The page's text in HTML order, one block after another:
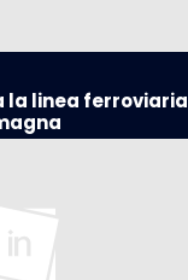
la linea ferroviaria